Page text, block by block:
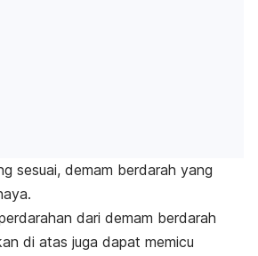
sesuai, demam berdarah yang
dari demam berdarah
di atas juga dapat memicu